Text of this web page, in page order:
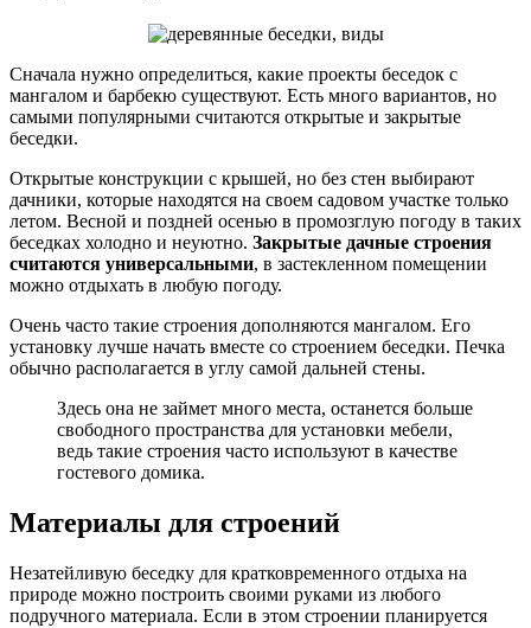
Сначала нужно определиться, какие проекты беседок с
мангалом и барбекю существуют. Есть много вариантов, но
самыми популярными считаются открытые и закрытые
беседки.
Открытые конструкции с крышей, но без стен выбирают
дачники, которые находятся на своем садовом участке только
летом. Весной и поздней осенью в промозглую погоду в таких
беседках холодно и неуютно. Закрытые дачные строения
считаются универсальными, в застекленном помещении
можно отдыхать в любую погоду.
Очень часто такие строения дополняются мангалом. Его
установку лучше начать вместе со строением беседки. Печка
обычно располагается в углу самой дальней стены.
Здесь она не займет много места, останется больше
свободного пространства для установки мебели,
ведь такие строения часто используют в качестве
гостевого домика.
Материалы для строений
Незатейливую беседку для кратковременного отдыха на
природе можно построить своими руками из любого
подручного материала. Если в этом строении планируется